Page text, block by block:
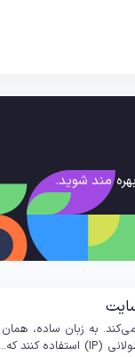
مند شوید.
به زبان ساده،